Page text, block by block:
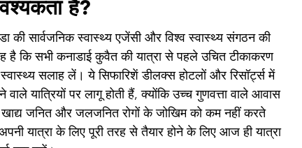
है?
की सार्वजनिक स्वास्थ्य एजेंसी और विश्व स्वास्थ्य संगठन की
है कि सभी कनाडाई कुवैत की यात्रा से पहले उचित टीकाकरण
सलाह लें। ये सिफारिशें डीलक्स होटलों और रिसॉर्ट्स में
वाले यात्रियों पर लागू होती हैं, क्योंकि उच्च गुणवत्ता वाले आवास
जनित और जलजनित रोगों के जोखिम को कम नहीं करते
यात्रा के लिए पूरी तरह से तैयार होने के लिए आज ही यात्रा